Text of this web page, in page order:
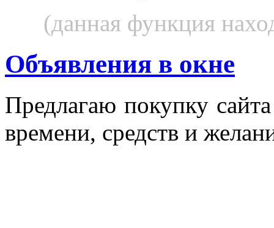
(данная функция
Объявления в окне
Пред­ла­гаю по­куп­ку
вре­мени, средств и